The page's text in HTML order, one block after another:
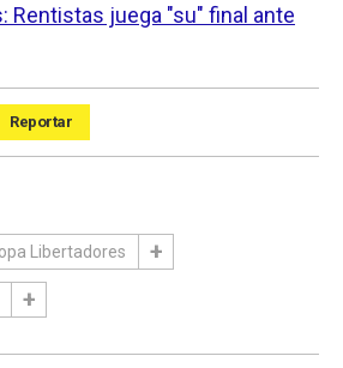
Rentistas juega "su" final ante
Reportar
Libertadores